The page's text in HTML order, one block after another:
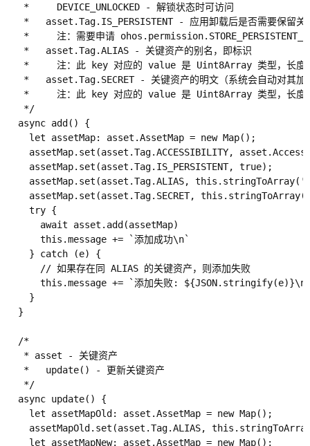
   *     DEVICE_UNLOCKED - 解锁状态时可访问
*   asset.Tag.IS_PERSISTENT - 应用卸载后是否需要保留关
*     注：需要申请
   *   asset.Tag.ALIAS - 关键资产的别名，即标识
*     注：此 key 对应的 value 是 Uint8Array 类型，长度
*   asset.Tag.SECRET - 关键资产的明文（系统会自动对其加
*     注：此 key 对应的 value 是 Uint8Array 类型，长度
   */
  async add() {
    let assetMap: asset.AssetMap = new Map();
assetMap.set(asset.Tag.ACCESSIBILITY,
    assetMap.set(asset.Tag.IS_PERSISTENT, true);
assetMap.set(asset.Tag.ALIAS,
assetMap.set(asset.Tag.SECRET,
    try {
      await asset.add(assetMap)
      this.message += `添加成功\n`
    } catch (e) {
      // 如果存在同 ALIAS 的关键资产，则添加失败
this.message += `添加失败:
    }
  }
  /*
   * asset - 关键资产
   *   update() - 更新关键资产
   */
  async update() {
    let assetMapOld: asset.AssetMap = new Map();
assetMapOld.set(asset.Tag.ALIAS,
    let assetMapNew: asset.AssetMap = new Map();